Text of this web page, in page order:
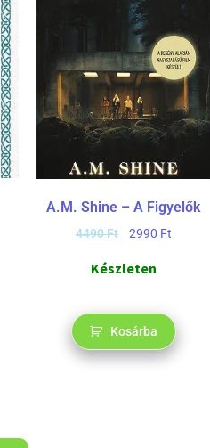
A.M. Shine – A Figyelők
4490Ft 2990 Ft
Készleten
Kosárba